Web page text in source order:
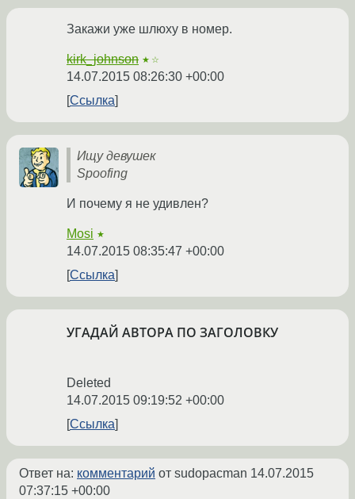
Закажи уже шлюху в номер.
kirk_johnson ★☆
14.07.2015 08:26:30 +00:00
Ссылка
Ищу девушек
Spoofing
И почему я не удивлен?
Mosi ★
14.07.2015 08:35:47 +00:00
Ссылка
УГАДАЙ АВТОРА ПО ЗАГОЛОВКУ
Deleted
14.07.2015 09:19:52 +00:00
Ссылка
Ответ на: комментарий от sudopacman 14.07.2015
07:37:15 +00:00